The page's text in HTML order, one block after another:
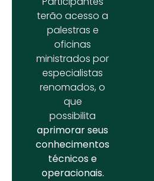
terão acesso a
palestras e
oficinas
ministrados por
especialistas
renomados, o
que
possibilita
aprimorarseus
conhecimentos
técnicos e
operacionais.